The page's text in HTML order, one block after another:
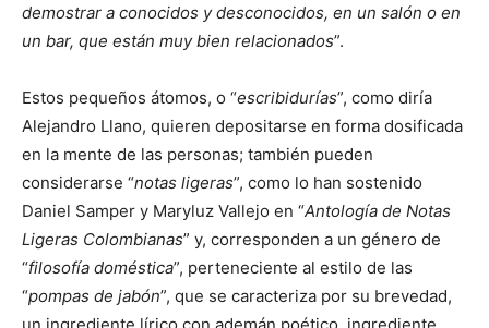
demostrar a conocidos y desconocidos, en un salón o en
un bar, que están muy bien relacionados”.
Estos pequeños átomos, o “escribidurías”, como diría
Alejandro Llano, quieren depositarse en forma dosificada
en la mente de las personas; también pueden
considerarse “notas ligeras”, como lo han sostenido
Daniel Samper y Maryluz Vallejo en “Antología de Notas
Ligeras Colombianas” y, corresponden a un género de
“filosofía doméstica”, perteneciente al estilo de las
“pompas de jabón”, que se caracteriza por su brevedad,
un ingrediente lírico con ademán poético, ingrediente